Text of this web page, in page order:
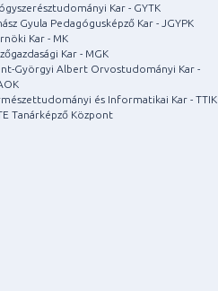
Kar - GYTK
Gyula Pedagógusképző Kar - JGYPK
Kar - MK
Kar - MGK
Györgyi Albert Orvostudományi Kar -
és Informatikai Kar - TTIK
Tanárképző Központ